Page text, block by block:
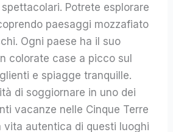
Potrete esplorare
paesaggi mozzafiato
Ogni paese ha il suo
colorate case a picco sul
e spiagge tranquille.
di soggiornare in uno dei
vacanze nelle Cinque Terre
vita autentica di questi luoghi